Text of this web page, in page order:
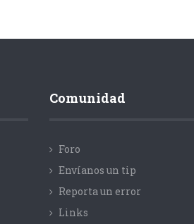
Comunidad
Foro
Envíanos un tip
Reporta un error
Links